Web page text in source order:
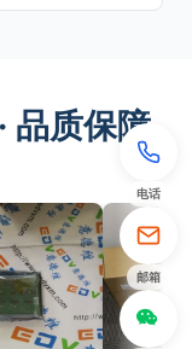
品质保障
电话
邮箱